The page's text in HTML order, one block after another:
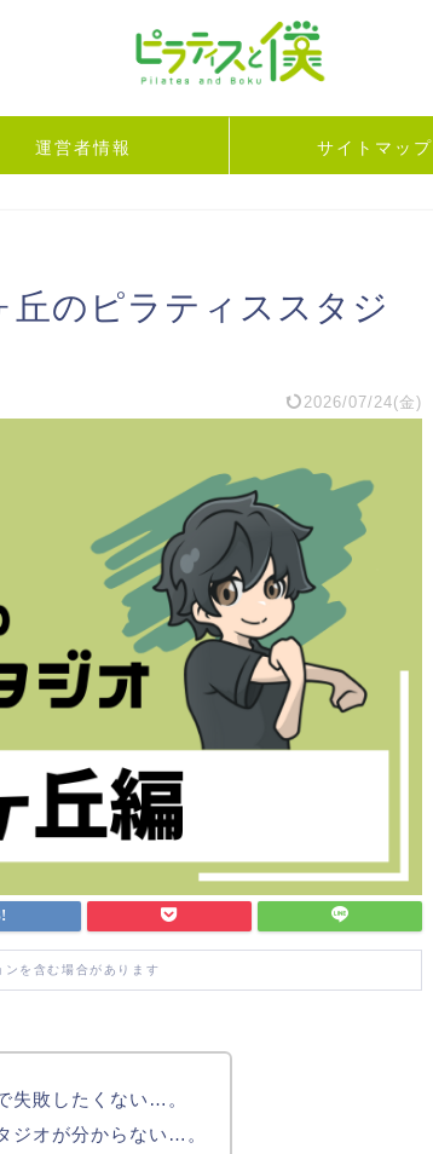
運営者情報 サイトマップ
丘のピラティススタジ
2026/07/24(金)
を含む場合があります
失敗したくない…。
ジオが分からない…。